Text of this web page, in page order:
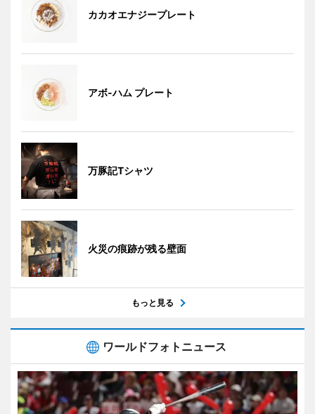
カカオエナジープレート
アボ-ハム プレート
万豚記Tシャツ
火災の痕跡が残る壁面
もっと見る
ワールドフォトニュース